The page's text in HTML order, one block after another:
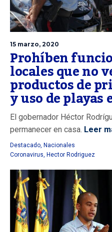
15 marzo, 2020
Prohíben
locales que no
productos de
y uso de playas
El gobernador Héctor
permanecer en casa. Leer
Destacado, Nacionales
Coronavirus, Hector Rodriguez